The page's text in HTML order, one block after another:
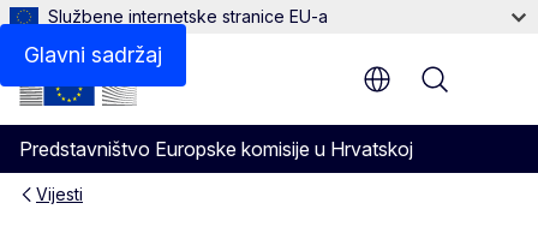
Glavni sadržaj
Službene internetske stranice EU-a
Predstavništvo Europske komisije u Hrvatskoj
Menu
Vijesti